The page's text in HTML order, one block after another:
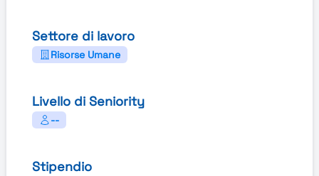
Settore di lavoro
Risorse Umane
Livello di Seniority
--
Stipendio